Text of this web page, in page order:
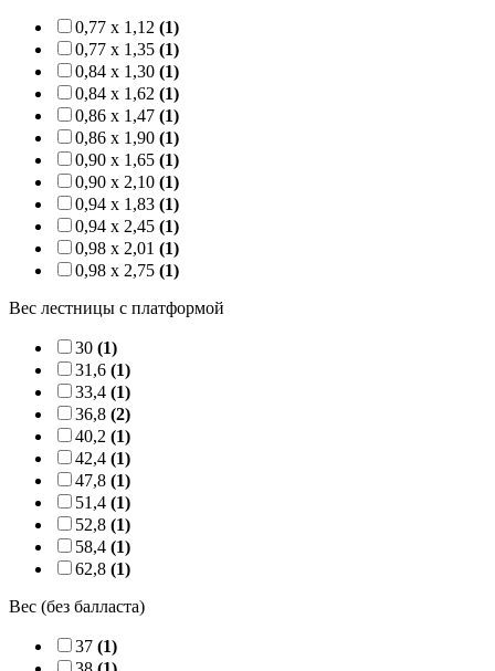
0,77 x 1,12 (1)
0,77 x 1,35 (1)
0,84 x 1,30 (1)
0,84 x 1,62 (1)
0,86 x 1,47 (1)
0,86 x 1,90 (1)
0,90 x 1,65 (1)
0,90 x 2,10 (1)
0,94 x 1,83 (1)
0,94 x 2,45 (1)
0,98 x 2,01 (1)
0,98 x 2,75 (1)
Вес лестницы с платформой
30 (1)
31,6 (1)
33,4 (1)
36,8 (2)
40,2 (1)
42,4 (1)
47,8 (1)
51,4 (1)
52,8 (1)
58,4 (1)
62,8 (1)
Вес (без балласта)
37 (1)